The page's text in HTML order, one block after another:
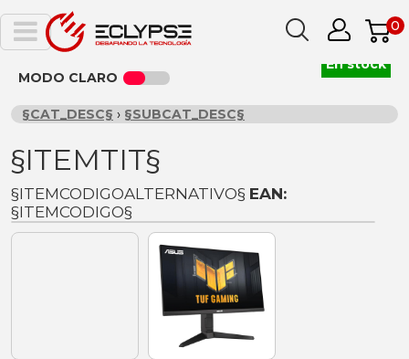
0
MODO CLARO
§CAT_DESC§ › §SUBCAT_DESC§
§ITEMTIT§
§ITEMCODIGOALTERNATIVO§ EAN:
§ITEMCODIGO§
En stock